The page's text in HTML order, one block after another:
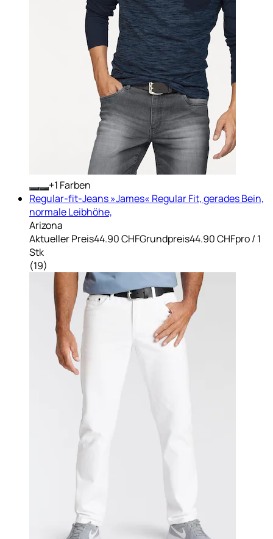
+ Farben
Regular-fit-Jeans »James« Regular Fit, gerades Bein,
normale Leibhöhe,
Arizona
Aktueller Preis44.90 CHFGrundpreis44.90 CHFpro/ 1
Stk
(19)